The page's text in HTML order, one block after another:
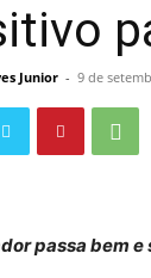
Junior - 9 de
passa bem